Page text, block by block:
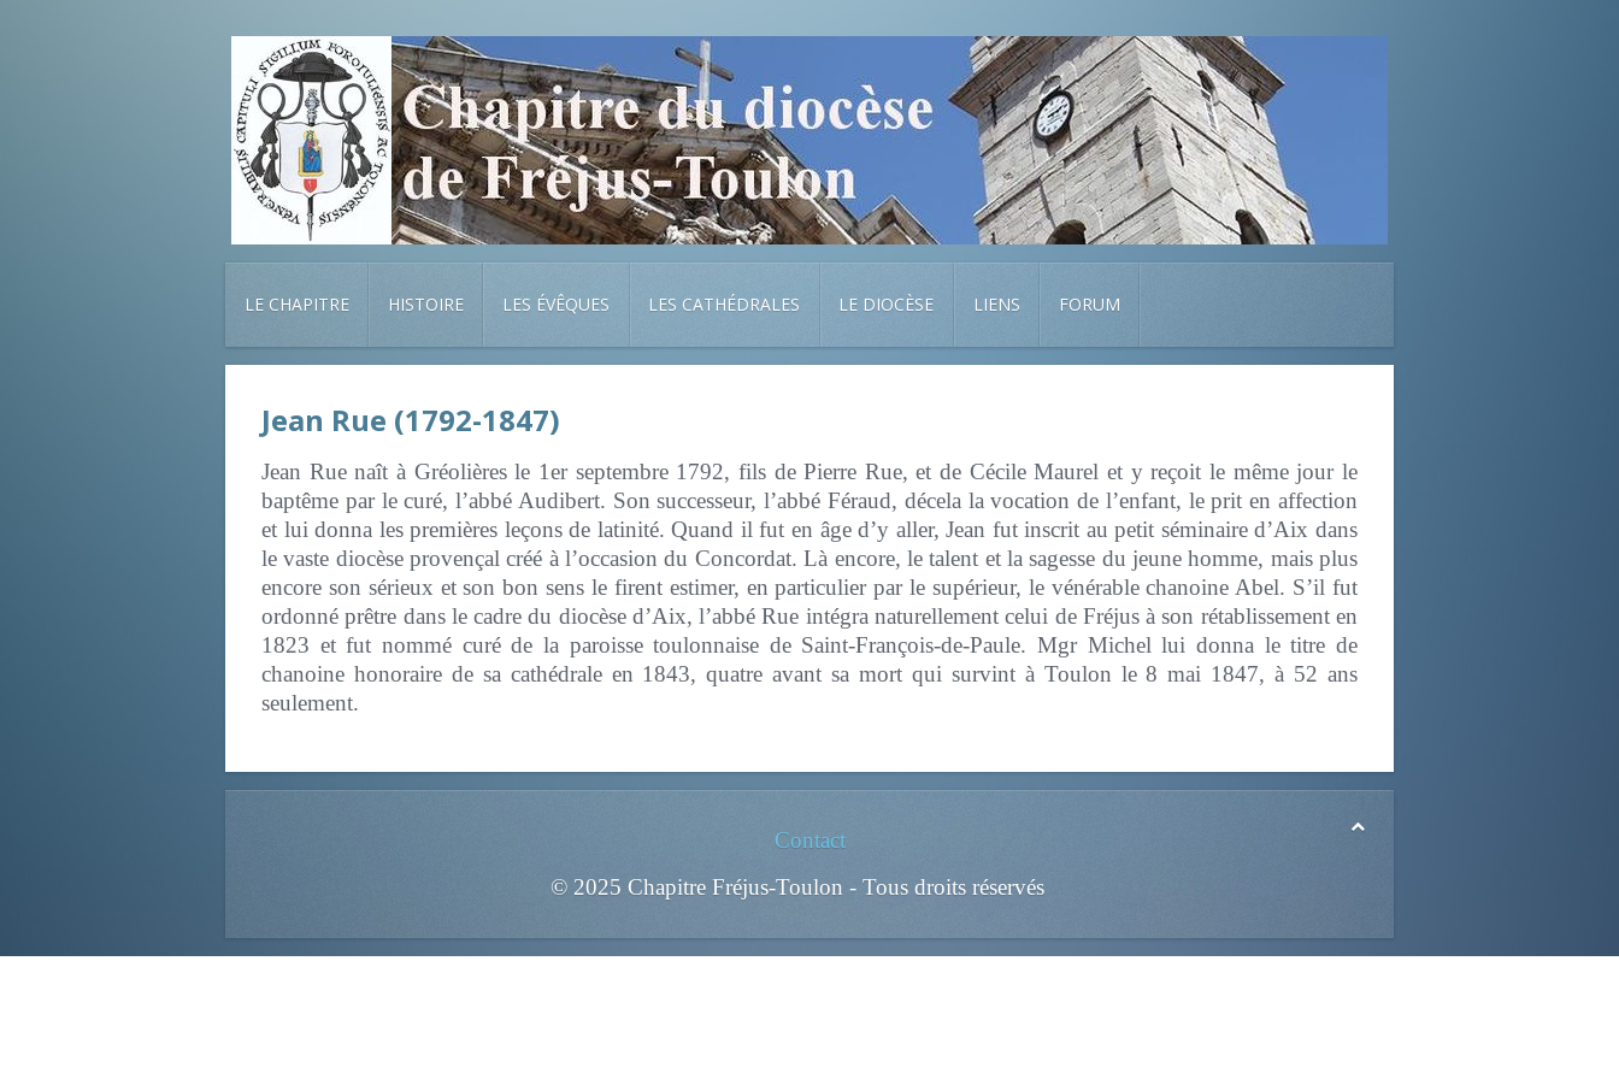
LE CHAPITRE HISTOIRE LES ÉVÊQUES LES CATHÉDRALES LE DIOCÈSE LIENS FORUM
Jean Rue (1792-1847)
Jean Rue naît à Gréolières le 1er septembre 1792, fils de Pierre Rue, et de Cécile Maurel et y reçoit le même jour le
baptême par le curé, l’abbé Audibert. Son successeur, l’abbé Féraud, décela la vocation de l’enfant, le prit en affection
et lui donna les premières leçons de latinité. Quand il fut en âge d’y aller, Jean fut inscrit au petit séminaire d’Aix dans
le vaste diocèse provençal créé à l’occasion du Concordat. Là encore, le talent et la sagesse du jeune homme, mais plus
encore son sérieux et son bon sens le firent estimer, en particulier par le supérieur, le vénérable chanoine Abel. S’il fut
ordonné prêtre dans le cadre du diocèse d’Aix, l’abbé Rue intégra naturellement celui de Fréjus à son rétablissement en
1823 et fut nommé curé de la paroisse toulonnaise de Saint-François-de-Paule. Mgr Michel lui donna le titre de
chanoine honoraire de sa cathédrale en 1843, quatre avant sa mort qui survint à Toulon le 8 mai 1847, à 52 ans
seulement.
Contact
© 2025 Chapitre Fréjus-Toulon - Tous droits réservés